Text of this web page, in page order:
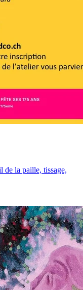
de la paille, tissage,